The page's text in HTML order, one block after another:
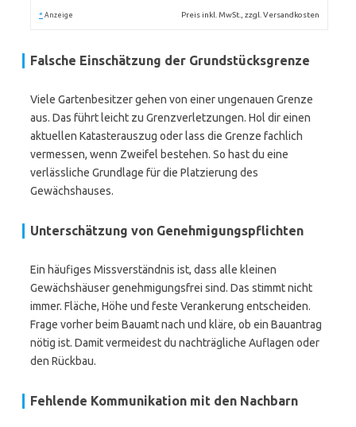
* Anzeige Preis inkl. MwSt., zzgl. Versandkosten
Falsche Einschätzung der Grundstücksgrenze
Viele Gartenbesitzer gehen von einer ungenauen Grenze
aus. Das führt leicht zu Grenzverletzungen. Hol dir einen
aktuellen Katasterauszug oder lass die Grenze fachlich
vermessen, wenn Zweifel bestehen. So hast du eine
verlässliche Grundlage für die Platzierung des
Gewächshauses.
Unterschätzung von Genehmigungspflichten
Ein häufiges Missverständnis ist, dass alle kleinen
Gewächshäuser genehmigungsfrei sind. Das stimmt nicht
immer. Fläche, Höhe und feste Verankerung entscheiden.
Frage vorher beim Bauamt nach und kläre, ob ein Bauantrag
nötig ist. Damit vermeidest du nachträgliche Auflagen oder
den Rückbau.
Fehlende Kommunikation mit den Nachbarn